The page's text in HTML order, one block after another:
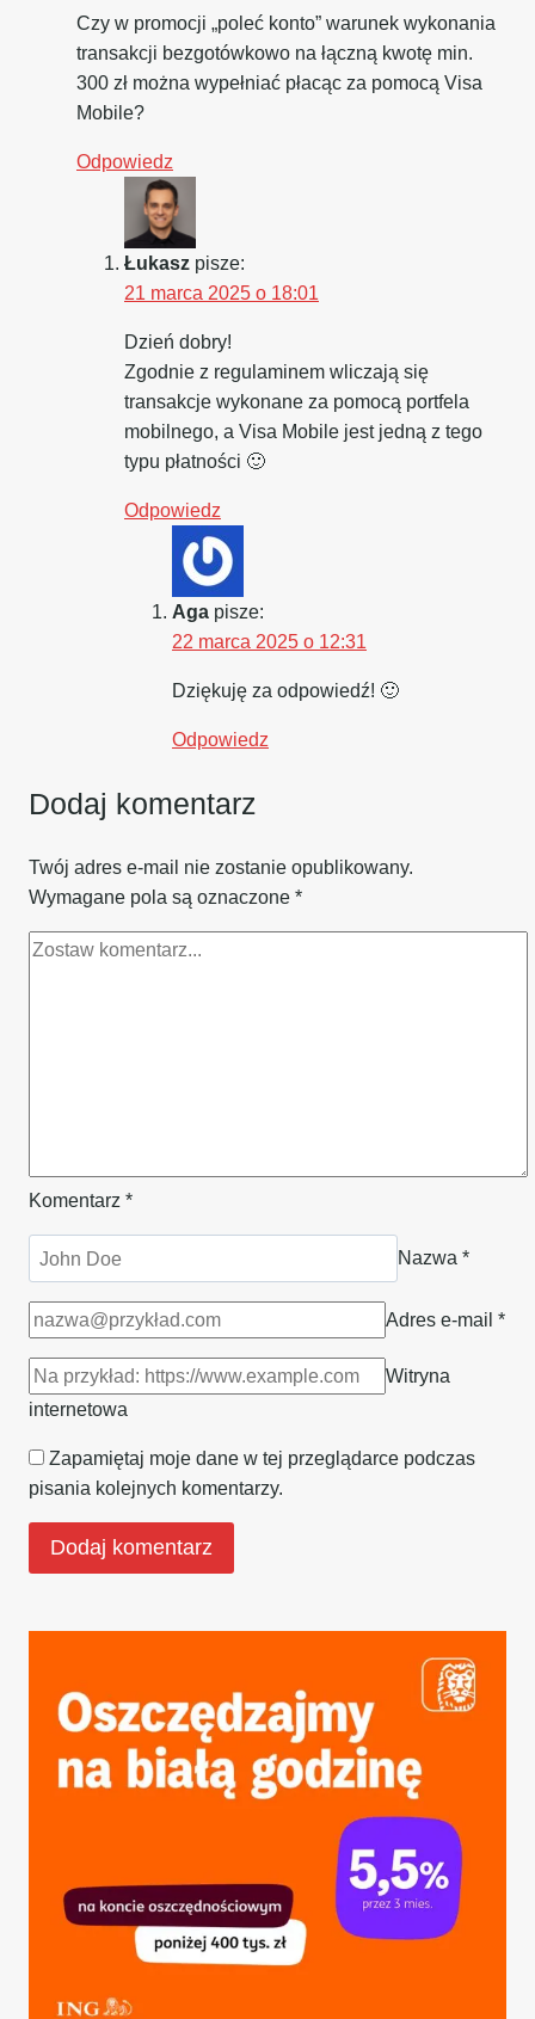
Czy w promocji „poleć konto” warunek wykonania
transakcji bezgotówkowo na łączną kwotę min.
300 zł można wypełniać płacąc za pomocą Visa
Mobile?
Odpowiedz
Łukasz pisze:
21 marca 2025 o 18:01
Dzień dobry!
Zgodnie z regulaminem wliczają się
transakcje wykonane za pomocą portfela
mobilnego, a Visa Mobile jest jedną z tego
typu płatności 🙂
Odpowiedz
Aga pisze:
22 marca 2025 o 12:31
Dziękuję za odpowiedź! 🙂
Odpowiedz
Dodaj komentarz
Twój adres e-mail nie zostanie opublikowany.
Wymagane pola są oznaczone *
Komentarz *
Nazwa *
Adres e-mail *
Witryna
internetowa
Zapamiętaj moje dane w tej przeglądarce podczas
pisania kolejnych komentarzy.